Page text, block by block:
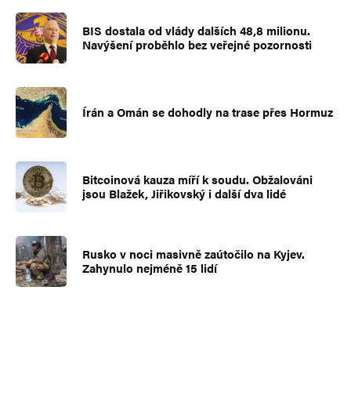
BIS dostala od vlády dalších 48,8 milionu.
Navýšení proběhlo bez veřejné pozornosti
Írán a Omán se dohodly na trase přes Hormuz
Bitcoinová kauza míří k soudu. Obžalováni
jsou Blažek, Jiřikovský i další dva lidé
Rusko v noci masivně zaútočilo na Kyjev.
Zahynulo nejméně 15 lidí